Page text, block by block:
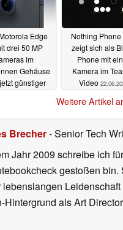
Edge
drei 50 MP
im
Gehäuse
günstiger
Nothing Phone
zeigt sich als
Phone mit
Kamera im
Video
Weitere Artikel
Brecher- Senior Tech
Jahr 2009 schreibe ich
gestoßen
lebenslangen
Hintergrund als Art